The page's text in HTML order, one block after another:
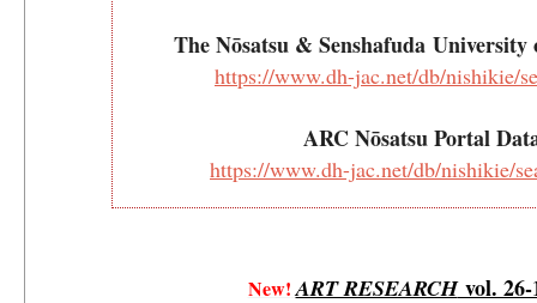
The Nōsatsu & Senshafuda University
https://www.dh-jac.net/db/nishikie/
ARC Nōsatsu Portal
https://www.dh-jac.net/db/nishikie/
New!ART RESEARCHvol. 26-